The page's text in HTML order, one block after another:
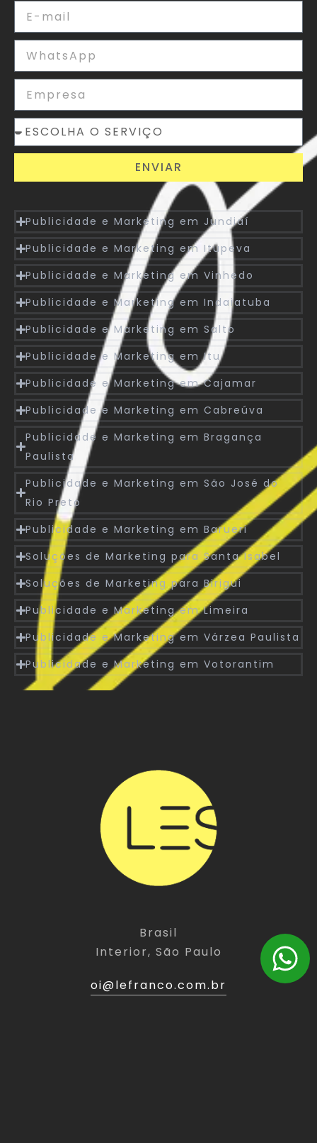
ENVIAR
Publicidade e Marketing em Jundiaí
Publicidade e Marketing em Itupeva
Publicidade e Marketing em Vinhedo
Publicidade e Marketing em Indaiatuba
Publicidade e Marketing em Salto
Publicidade e Marketing em Itu
Publicidade e Marketing em Cajamar
Publicidade e Marketing em Cabreúva
Publicidade e Marketing em Bragança
Paulista
Publicidade e Marketing em São José do
Rio Preto
Publicidade e Marketing em Barueri
Soluções de Marketing para Santa Isabel
Soluções de Marketing para Birigui
Publicidade e Marketing em Limeira
Publicidade e Marketing em Várzea Paulista
Publicidade e Marketing em Votorantim
Brasil
Interior, São Paulo
oi@lefranco.com.br